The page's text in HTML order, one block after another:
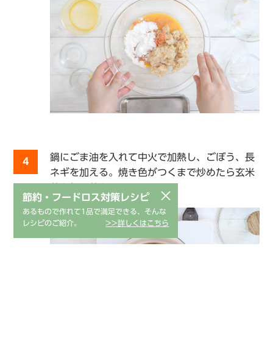
4
鍋にごま油を入れて中火で加熱し、ごぼう、長
ネギを加える。焼き色がつくまで炒めたら玄米
×
節約・フードロス対策レシピ
あるもので作れて1品で満足できる、そんな
レシピのご紹介。
>>詳しくはこちら